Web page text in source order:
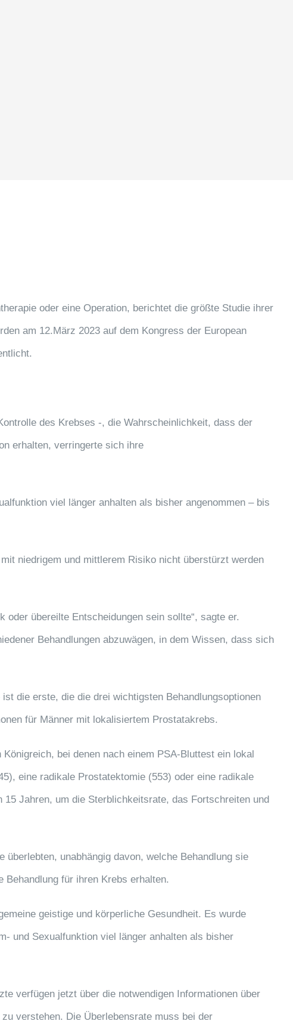
oder eine Operation, berichtet die größte Studie ihrer
am 12.März 2023 auf dem Kongress der European
des Krebses -, die Wahrscheinlichkeit, dass der
erhalten, verringerte sich ihre
viel länger anhalten als bisher angenommen – bis
niedrigem und mittlerem Risiko nicht überstürzt werden
übereilte Entscheidungen sein sollte“, sagte er.
Behandlungen abzuwägen, in dem Wissen, dass sich
die erste, die die drei wichtigsten Behandlungsoptionen
für Männer mit lokalisiertem Prostatakrebs.
bei denen nach einem PSA-Bluttest ein lokal
eine radikale Prostatektomie (553) oder eine radikale
Jahren, um die Sterblichkeitsrate, das Fortschreiten und
unabhängig davon, welche Behandlung sie
für ihren Krebs erhalten.
geistige und körperliche Gesundheit. Es wurde
und Sexualfunktion viel länger anhalten als bisher
verfügen jetzt über die notwendigen Informationen über
verstehen. Die Überlebensrate muss bei der